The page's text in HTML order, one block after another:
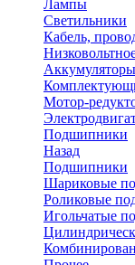
Лампы
Светильники
Кабель,
Аккумуляторы
Мотор-
Подшипники
Назад
Подшипники
Шариковые
Роликовые
Игольчатые